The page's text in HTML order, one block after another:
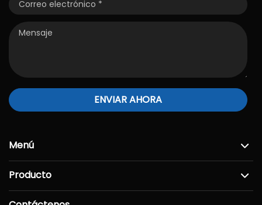
ENVIAR AHORA
Menú
Producto